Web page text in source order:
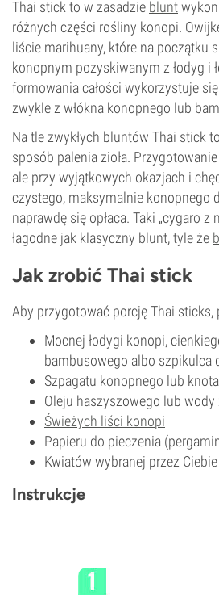
Thai stick to w zasadzie blunt
różnych części rośliny konopi.
liście marihuany, które na początku
konopnym pozyskiwanym z łodyg i
formowania całości wykorzystuje
zwykle z włókna konopnego lub
Na tle zwykłych bluntów Thai stick
sposób palenia zioła.
ale przy wyjątkowych okazjach i
czystego, maksymalnie konopnego
naprawdę się opłaca. Taki „cygaro
łagodne jak klasyczny blunt, tyle że
Jak zrobić Thai stick
Aby przygotować porcję Thai sticks,
Mocnej łodygi konopi,
bambusowego albo szpikulca
Szpagatu konopnego lub
Oleju haszyszowego lub wody
Świeżych liści konopi
Papieru do pieczenia
Kwiatów wybranej przez
Instrukcje